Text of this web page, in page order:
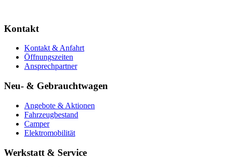
Kontakt
Kontakt & Anfahrt
Öffnungszeiten
Ansprechpartner
Neu- & Gebrauchtwagen
Angebote & Aktionen
Fahrzeugbestand
Camper
Elektromobilität
Werkstatt & Service